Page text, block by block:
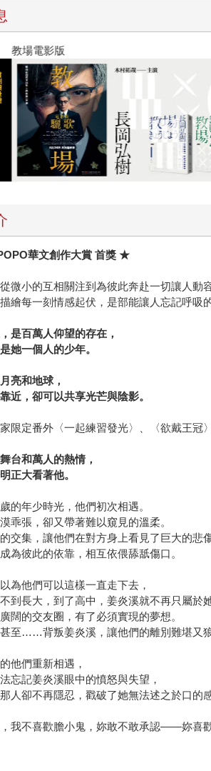
創作大賞首獎作家‧漠星，繼首獎作品
被勾動內心深處的感動與悸動。喜歡情
版
華文創作大賞 首獎 ★
微小的互相關注到為彼此奔赴一切讓人動
繪每一刻情感起伏，是部能讓人忘記呼
是百萬人仰望的存在，
她一個人的少年。
亮和地球，
近，卻可以共享光芒與陰影。
限定番外〈一起練習發光〉、〈欲戴王冠〉
台和萬人的熱情，
正大看著他。
的年少時光，他們初次相遇。
乖張，卻又帶著難以窺見的溫柔。
交集，讓他們在對方身上看見了巨大的悲
為彼此的依靠，相互依偎舔舐傷口。
為他們可以這樣一直走下去，
到長大，到了高中，姜炎溪就不再只屬於
闊的交友圈，有了必須實現的夢想。
至……背叛姜炎溪，讓他們的離別難堪又狼
他們重新相遇，
忘記姜炎溪眼中的憤怒與失望，
人卻不再隱忍，戳破了她無法述之於口的感
，我不喜歡膽小鬼，妳敢不敢承認——妳喜歡